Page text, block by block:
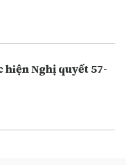
Nghị quyết 57-